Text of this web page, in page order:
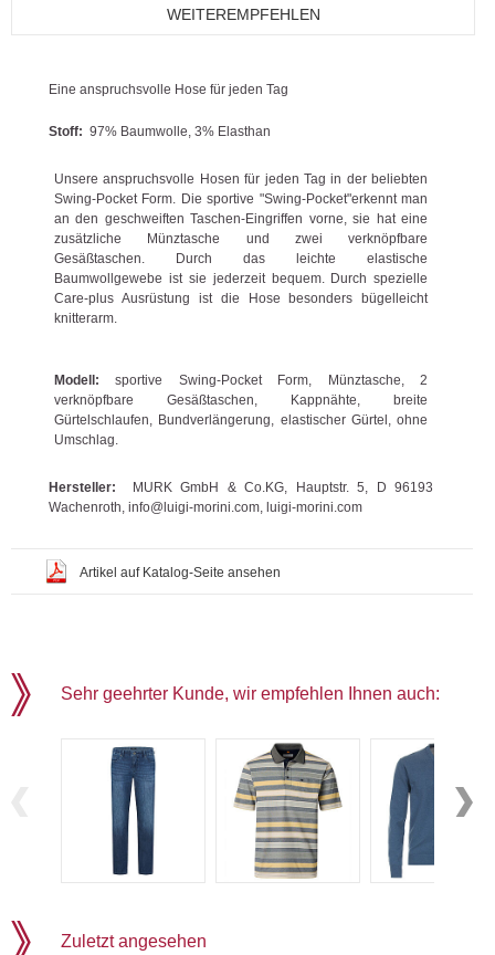
WEITEREMPFEHLEN
Eine anspruchsvolle Hose für jeden Tag
Stoff: 97% Baumwolle, 3% Elasthan
Unsere anspruchsvolle Hosen für jeden Tag in der beliebten
Swing-Pocket Form. Die sportive "Swing-Pocket"erkennt man
an den geschweiften Taschen-Eingriffen vorne, sie hat eine
zusätzliche Münztasche und zwei verknöpfbare
Gesäßtaschen. Durch das leichte elastische
Baumwollgewebe ist sie jederzeit bequem. Durch spezielle
Care-plus Ausrüstung ist die Hose besonders bügelleicht
knitterarm.
Modell: sportive Swing-Pocket Form, Münztasche, 2
verknöpfbare Gesäßtaschen, Kappnähte, breite
Gürtelschlaufen, Bundverlängerung, elastischer Gürtel, ohne
Umschlag.
Hersteller: MURK GmbH & Co.KG, Hauptstr. 5, D 96193
Wachenroth, info@luigi-morini.com, luigi-morini.com
Artikel auf Katalog-Seite ansehen
Sehr geehrter Kunde, wir empfehlen Ihnen auch:
Zuletzt angesehen